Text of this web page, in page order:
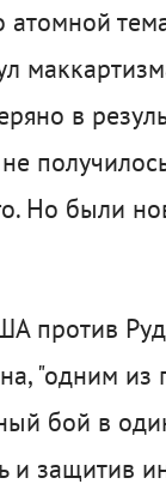
в
Но были
против
"одним из
бой в
и защитив